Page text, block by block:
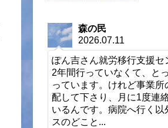
森の民
2026.07.11
ぽん吉さん就労移行支援セ
2年間行っていなくて、と
っています。けれど事業
配して下さり、月に1度連
いるんです。病院へ行く以
スのどこと...